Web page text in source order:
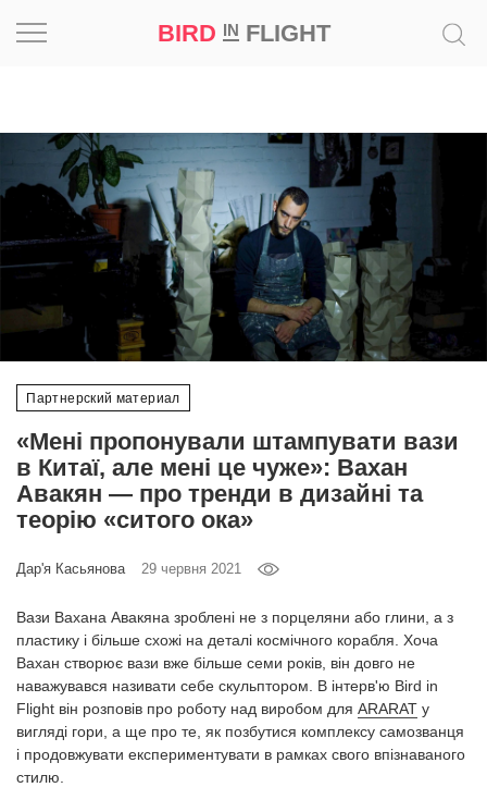
BIRD INFLIGHT
EN
RU
Партнерский материал
«Мені пропонували штампувати вази
в Китаї, але мені це чуже»: Вахан
Авакян — про тренди в дизайні та
теорію «ситого ока»
Дар'я Касьянова 29 червня 2021
Вази Вахана Авакяна зроблені не з порцеляни або глини, а з
пластику і більше схожі на деталі космічного корабля. Хоча
Вахан створює вази вже більше семи років, він довго не
наважувався називати себе скульптором. В інтерв'ю Bird in
Flight він розповів про роботу над виробом для ARARAT у
вигляді гори, а ще про те, як позбутися комплексу самозванця
і продовжувати експериментувати в рамках свого впізнаваного
стилю.